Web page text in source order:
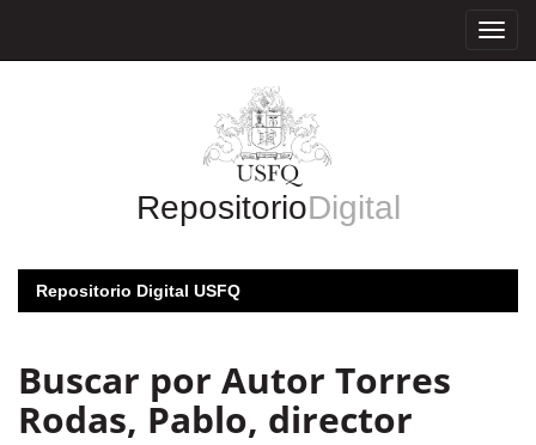
RepositorioDigital
Repositorio Digital USFQ
Buscar por Autor Torres
Rodas, Pablo, director